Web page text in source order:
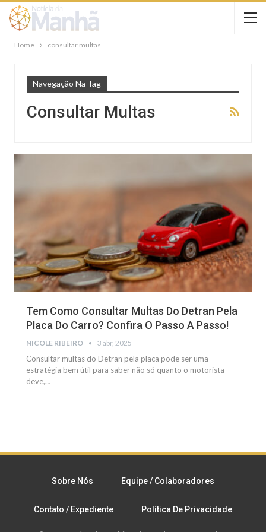
Home consultar multas
Navegação Na Tag
Consultar Multas
Tem Como Consultar Multas Do Detran Pela
Placa Do Carro? Confira O Passo A Passo!
NICOLE RIBEIRO 3 abr, 2025
Consultar multas do Detran pela placa pode ser uma
estratégia bem útil para saber não só quanto o motorista
deve,…
Sobre Nós Equipe / Colaboradores
Contato / Expediente Política De Privacidade